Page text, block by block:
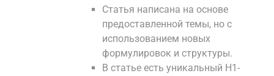
Статья написана на основе
предоставленной темы, но с
использованием новых
формулировок и структуры.
В статье есть уникальный H1-